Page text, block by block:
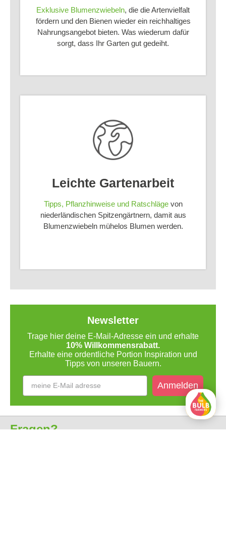
Exklusive Blumenzwiebeln, die die Artenvielfalt
fördern und den Bienen wieder ein reichhaltiges
Nahrungsangebot bieten. Was wiederum dafür
sorgt, dass Ihr Garten gut gedeiht.
Leichte Gartenarbeit
Tipps, Pflanzhinweise und Ratschlägevon
niederländischen Spitzengärtnern, damit aus
Blumenzwiebeln mühelos Blumen werden.
Newsletter
Trage hier deine E-Mail-Adresse ein und erhalte
10% Willkommensrabatt.
Erhalte eine ordentliche Portion Inspiration und
Tipps von unseren Bauern.
Anmelden
Fragen?